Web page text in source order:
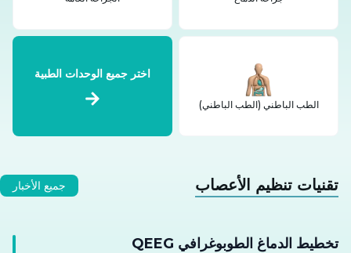
الطب الباطني (الطب الباطني)
اختر جميع الوحدات الطبية
تقنيات تنظيم الأعصاب جميع الأخبار
تخطيط الدماغ الطوبوغرافي QEEG